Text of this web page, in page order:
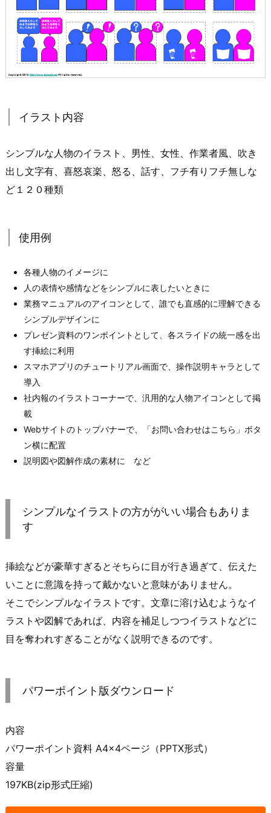
イラスト内容
シンプルな人物のイラスト、男性、女性、作業者風、吹き
出し文字有、喜怒哀楽、怒る、話す、フチ有りフチ無しな
ど１２０種類
使用例
各種人物のイメージに
人の表情や感情などをシンプルに表したいときに
業務マニュアルのアイコンとして、誰でも直感的に理解できる
シンプルデザインに
プレゼン資料のワンポイントとして、各スライドの統一感を出
す挿絵に利用
スマホアプリのチュートリアル画面で、操作説明キャラとして
導入
社内報のイラストコーナーで、汎用的な人物アイコンとして掲
載
Webサイトのトップバナーで、「お問い合わせはこちら」ボタ
ン横に配置
説明図や図解作成の素材に など
シンプルなイラストの方ががいい場合もありま
す
挿絵などが豪華すぎるとそちらに目が行き過ぎて、伝えた
いことに意識を持って戴かないと意味がありません。
そこでシンプルなイラストです。文章に溶け込むようなイ
ラストや図解であれば、内容を補足しつつイラストなどに
目を奪われすぎることがなく説明できるのです。
パワーポイント版ダウンロード
内容
パワーポイント資料 A4×4ページ（PPTX形式）
容量
197KB(zip形式圧縮)